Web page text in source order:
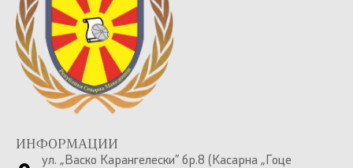
ИНФОРМАЦИИ
ул. „Васко Карангелески” бр.8 (Касарна „Гоце